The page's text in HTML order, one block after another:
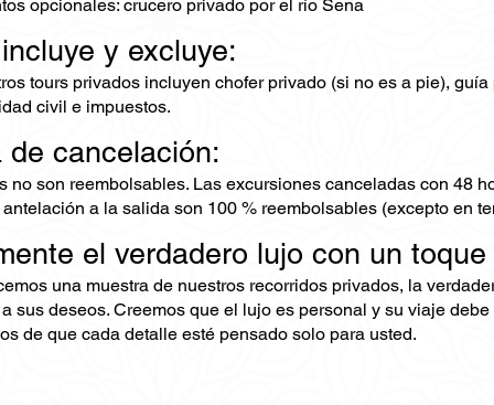
opcionales: crucero privado por el río Sena
y excluye:
tours privados incluyen chofer privado (si no es a pie),
civil e impuestos.
de cancelación:
no son reembolsables. Las excursiones canceladas con 48
a la salida son 100 % reembolsables (excepto en
el verdadero lujo con un
una muestra de nuestros recorridos privados, la
sus deseos. Creemos que el lujo es personal y su viaje
de que cada detalle esté pensado solo para usted.